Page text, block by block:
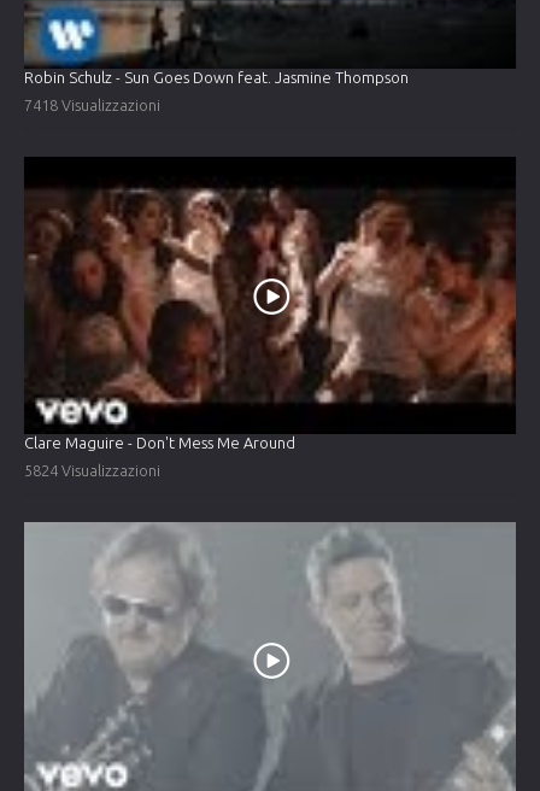
Robin Schulz - Sun Goes Down feat. Jasmine Thompson
7418 Visualizzazioni
Clare Maguire - Don't Mess Me Around
5824 Visualizzazioni